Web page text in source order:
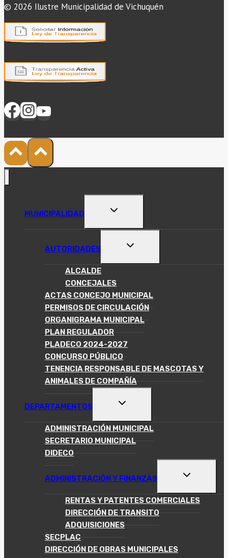
© 2026 Ilustre Municipalidad de Vichuquén
MUNICIPALIDAD
ALTERNAR
HIJO
AUTORIDADES
ALTERNAR
HIJO
ALCALDE
CONCEJALES
ACTAS CONCEJO MUNICIPAL
PERMISOS DE CIRCULACIÓN
ORGANIGRAMA MUNICIPAL
PLAN REGULADOR
PLADECO 2024-2027
CONCURSO PÚBLICO
TENENCIA RESPONSABLE DE MASCOTAS Y
ANIMALES DE COMPAÑÍA
DEPARTAMENTOS
ALTERNAR
HIJO
ADMINISTRACIÓN MUNICIPAL
SECRETARIO MUNICIPAL
DIDECO
ADMINISTRACIÓN Y FINANZAS
ALTERNAR
HIJO
RENTAS Y PATENTES COMERCIALES
DIRECCIÓN DE TRANSITO
ADQUISICIONES
SECPLAC
DIRECCIÓN DE OBRAS MUNICIPALES